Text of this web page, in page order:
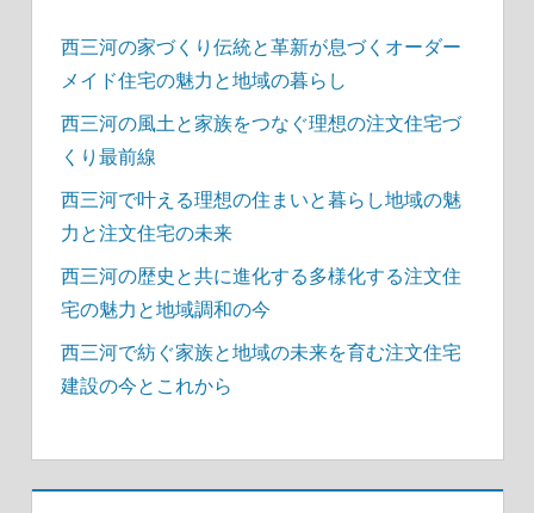
西三河の家づくり伝統と革新が息づくオーダー
メイド住宅の魅力と地域の暮らし
西三河の風土と家族をつなぐ理想の注文住宅づ
くり最前線
西三河で叶える理想の住まいと暮らし地域の魅
力と注文住宅の未来
西三河の歴史と共に進化する多様化する注文住
宅の魅力と地域調和の今
西三河で紡ぐ家族と地域の未来を育む注文住宅
建設の今とこれから